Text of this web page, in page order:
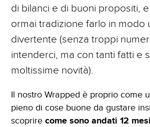
E-Commerce
Siti Web Mobile
iubenda Partner
di bilanci e di buoni propositi,
ormai tradizione farlo in modo
divertente (senza troppi
intenderci, ma con tanti fatti e
moltissime novità).
Il nostro Wrapped è proprio come
pieno di cose buone da gustare
scoprirecome sono andati 12